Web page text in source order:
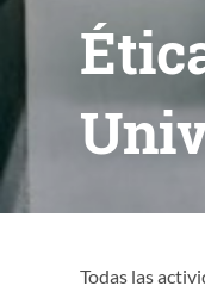
Todas las